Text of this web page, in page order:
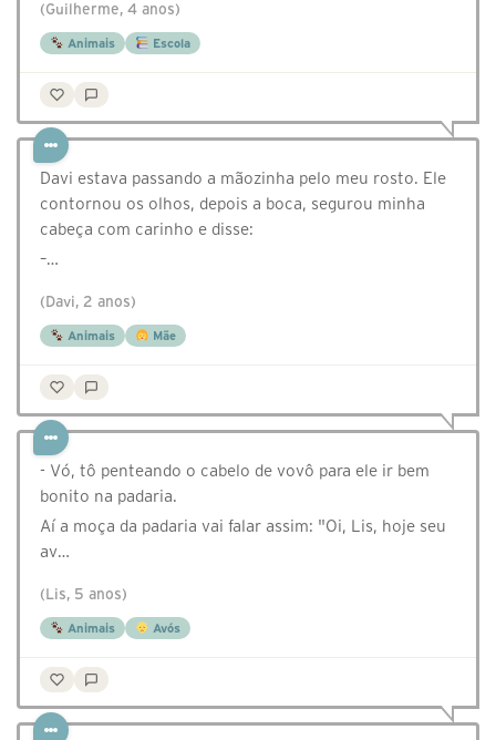
(Guilherme, 4 anos)
Animais Escola
Davi estava passando a mãozinha pelo meu rosto. Ele
contornou os olhos, depois a boca, segurou minha
cabeça com carinho e disse:
–…
(Davi, 2 anos)
Animais Mãe
- Vó, tô penteando o cabelo de vovô para ele ir bem
bonito na padaria.
Aí a moça da padaria vai falar assim: "Oi, Lis, hoje seu
av…
(Lis, 5 anos)
Animais Avós